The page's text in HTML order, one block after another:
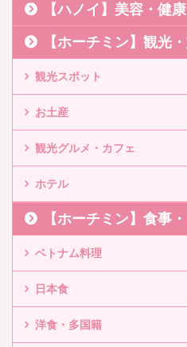
【ハノイ】美容・健康
【ホーチミン】観光
観光スポット
お土産
観光グルメ・カフェ
ホテル
【ホーチミン】食事
ベトナム料理
日本食
洋食・多国籍